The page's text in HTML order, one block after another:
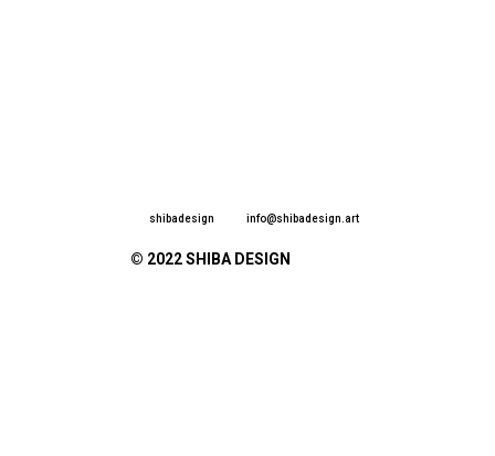
© 2022 SHIBA DESIGN
info@shibadesign.art
shibadesign